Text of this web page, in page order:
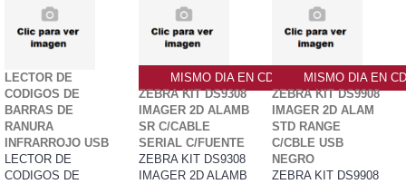
LECTOR DE
CODIGOS DE
BARRAS DE
RANURA
INFRARROJO USB
LECTOR DE
CODIGOS DE
MISMO DIA EN CDMX
ZEBRA KIT DS9308
IMAGER 2D ALAMB
SR C/CABLE
SERIAL C/FUENTE
ZEBRA KIT DS9308
IMAGER 2D ALAMB
MISMO DIA EN
ZEBRA KIT DS9908
IMAGER 2D ALAM
STD RANGE
C/CBLE USB
NEGRO
ZEBRA KIT DS9908